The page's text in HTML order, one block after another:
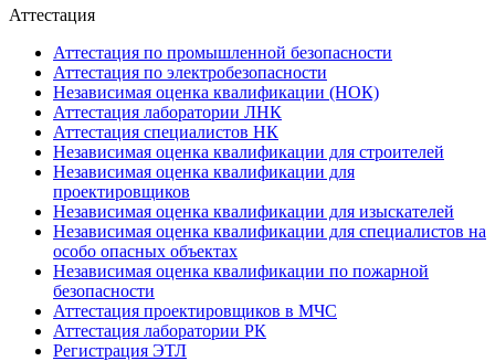
Аттестация
Аттестация по промышленной безопасности
Аттестация по электробезопасности
Независимая оценка квалификации (НОК)
Аттестация лаборатории ЛНК
Аттестация специалистов НК
Независимая оценка квалификации для строителей
Независимая оценка квалификации для
проектировщиков
Независимая оценка квалификации для изыскателей
Независимая оценка квалификации для специалистов на
особо опасных объектах
Независимая оценка квалификации по пожарной
безопасности
Аттестация проектировщиков в МЧС
Аттестация лаборатории РК
Регистрация ЭТЛ